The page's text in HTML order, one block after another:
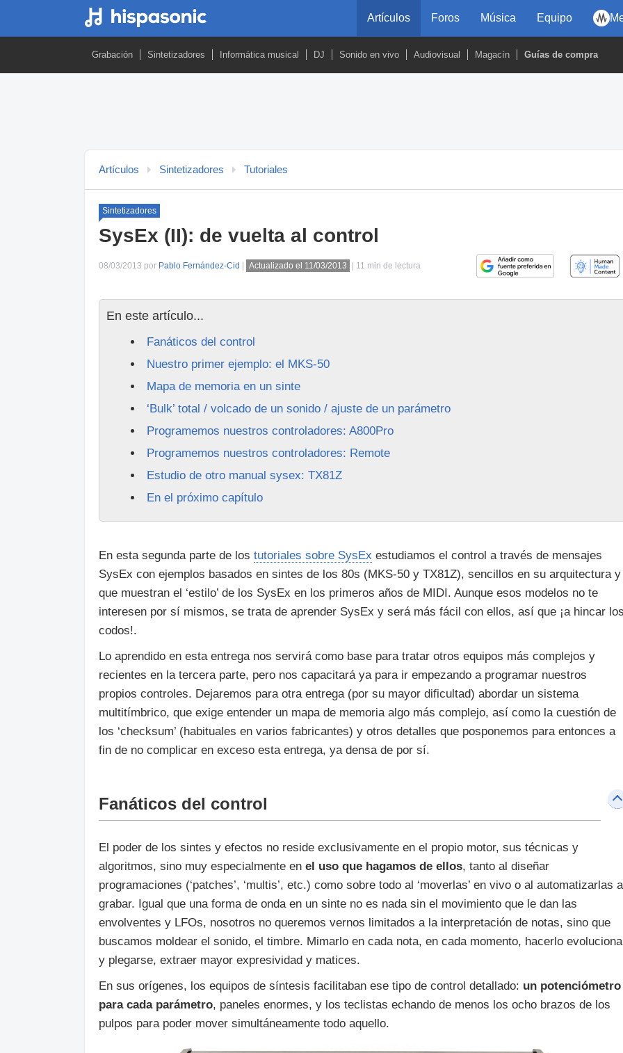
Artículos Foros Música Equipo
Grabación Sintetizadores Informática musical DJ Sonido en vivo Audiovisual Magacín Guías de compra
Artículos Sintetizadores Tutoriales
Sintetizadores
SysEx (II): de vuelta al control
08/03/2013 por Pablo Fernández-Cid Actualizado el 11/03/2013 | 11 min de lectura
En este artículo...
Fanáticos del control
Nuestro primer ejemplo: el MKS-50
Mapa de memoria en un sinte
‘Bulk’ total / volcado de un sonido / ajuste de un parámetro
Programemos nuestros controladores: A800Pro
Programemos nuestros controladores: Remote
Estudio de otro manual sysex: TX81Z
En el próximo capítulo
En esta segunda parte de los tutoriales sobre SysEx estudiamos el control a través de mensajes
SysEx con ejemplos basados en sintes de los 80s (MKS-50 y TX81Z), sencillos en su arquitectura y
que muestran el ‘estilo’ de los SysEx en los primeros años de MIDI. Aunque esos modelos no te
interesen por sí mismos, se trata de aprender SysEx y será más fácil con ellos, así que ¡a hincar
codos!.
Lo aprendido en esta entrega nos servirá como base para tratar otros equipos más complejos y
recientes en la tercera parte, pero nos capacitará ya para ir empezando a programar nuestros
propios controles. Dejaremos para otra entrega (por su mayor dificultad) abordar un sistema
multitímbrico, que exige entender un mapa de memoria algo más complejo, así como la cuestión de
los ‘checksum’ (habituales en varios fabricantes) y otros detalles que posponemos para entonces a
fin de no complicar en exceso esta entrega, ya densa de por sí.
Fanáticos del control
El poder de los sintes y efectos no reside exclusivamente en el propio motor, sus técnicas y
algoritmos, sino muy especialmente en el uso que hagamos de ellos, tanto al diseñar
programaciones (‘patches’, ‘multis’, etc.) como sobre todo al ‘moverlas’ en vivo o al automatizarlas
grabar. Igual que una forma de onda en un sinte no es nada sin el movimiento que le dan las
envolventes y LFOs, nosotros no queremos vernos limitados a la interpretación de notas, sino que
buscamos moldear el sonido, el timbre. Mimarlo en cada nota, en cada momento, hacerlo
y plegarse, extraer mayor expresividad y matices.
En sus orígenes, los equipos de síntesis facilitaban ese tipo de control detallado: un potenciómetro
para cada parámetro, paneles enormes, y los teclistas echando de menos los ocho brazos de los
pulpos para poder mover simultáneamente todo aquello.